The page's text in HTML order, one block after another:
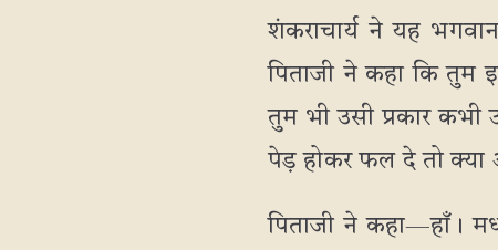
शंकराचार्य ने यह
पिताजी ने कहा कि तुम
तुम भी उसी प्रकार
पेड़ होकर फल दे तो क्या
पिताजी ने कहा—हाँ।